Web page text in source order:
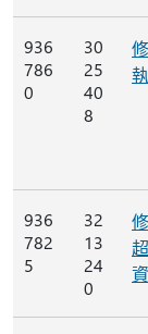
936
786
0
30
25
40
8
936
782
5
32
13
24
0